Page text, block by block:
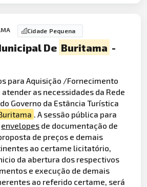
Cidade Pequena
De Buritama -
para Aquisição /Fornecimento
atender as necessidades da Rede
Governo da Estância Turística
. A sessão pública para
envelopes de documentação de
de preços e demais
ao certame licitatório,
da abertura dos respectivos
e execução de demais
ao referido certame, será